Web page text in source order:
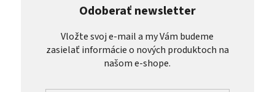
Odoberať newsletter
Vložte svoj e-mail a my Vám budeme
zasielať informácie o nových produktoch na
našom e-shope.